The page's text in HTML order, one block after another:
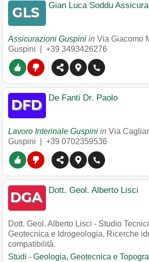
Gian Luca Soddu
Assicurazioni Guspini in Via Giacomo
Guspini
+39 3493426276
De Fanti Dr. Paolo
Lavoro Interinale Guspini in Via
Guspini
+39 0702359536
Dott. Geol. Alberto Lisci
Dott. Geol. Alberto Lisci - Studio
Geotecnica e Idrogeologia. Ricerche
compatibilità.
Studi - Geologia, Geotecnica e